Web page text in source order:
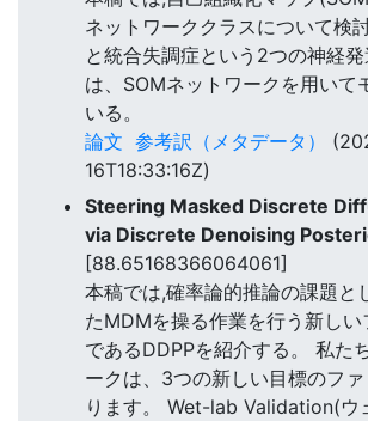
ネットワーククラスについて検
と統合失調症という2つの神経
は、SOMネットワークを用いて
いる。
論文 参考訳（メタデータ）
16T18:33:16Z)
Steering Masked Discrete
via Discrete Denoising
[88.65168366064061]
本稿では,確率論的推論の課題と
たMDMを操る作業を行う新しい
であるDDPPを紹介する。 私た
ークは、3つの新しい目標のフ
ります。 Wet-lab Validation(ウ